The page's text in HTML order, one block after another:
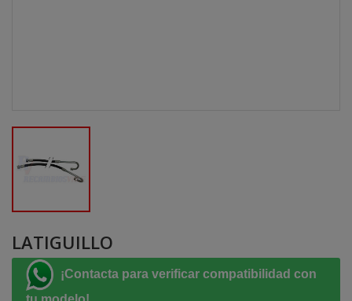
LATIGUILLO
¡Contacta para verificar compatibilidad con